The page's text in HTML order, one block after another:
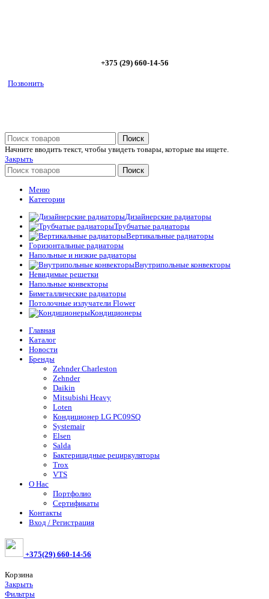
+375 (29) 660-14-56
Позвонить
Поиск
Начните вводить текст, чтобы увидеть товары, которые вы ищете.
Закрыть
Поиск
Меню
Категории
Дизайнерские радиаторы
Трубчатые радиаторы
Вертикальные радиаторы
Горизонтальные радиаторы
Напольные и низкие радиаторы
Внутрипольные конвекторы
Невидимые решетки
Напольные конвекторы
Биметаллические радиаторы
Потолочные излучатели Flower
Кондиционеры
Главная
Каталог
Новости
Бренды
Zehnder Charleston
Zehnder
Daikin
Mitsubishi Heavy
Loten
Кондиционер LG PC09SQ
Systemair
Elsen
Salda
Бактерицидные рециркуляторы
Trox
VTS
О Нас
Портфолио
Сертификаты
Контакты
Вход / Регистрация
+375(29) 660-14-56
Корзина
Закрыть
Фильтры